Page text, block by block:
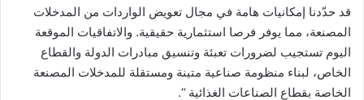
قد حدّدنا إمكانيات هامة في مجال تعويض الواردات من المدخلات
المصنعة، مما يوفر فرصا استثمارية حقيقية. والاتفاقيات الموقعة
اليوم تستجيب لضرورات تعبئة وتنسيق مبادرات الدولة والقطاع
الخاص، لبناء منظومة صناعية متينة ومستقلة للمدخلات المصنعة
الخاصة بقطاع الصناعات الغذائية “.